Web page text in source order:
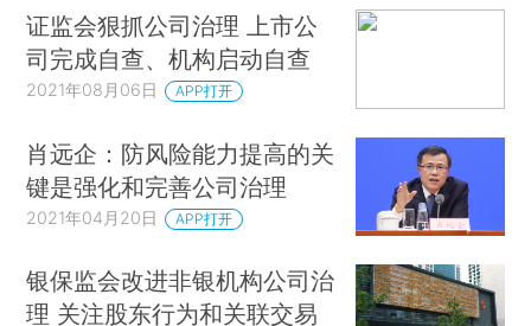
证监会狠抓公司治理 上市公
司完成自查、机构启动自查
2021年08月06日 APP打开
肖远企：防风险能力提高的关
键是强化和完善公司治理
2021年04月20日 APP打开
银保监会改进非银机构公司治
理 关注股东行为和关联交易